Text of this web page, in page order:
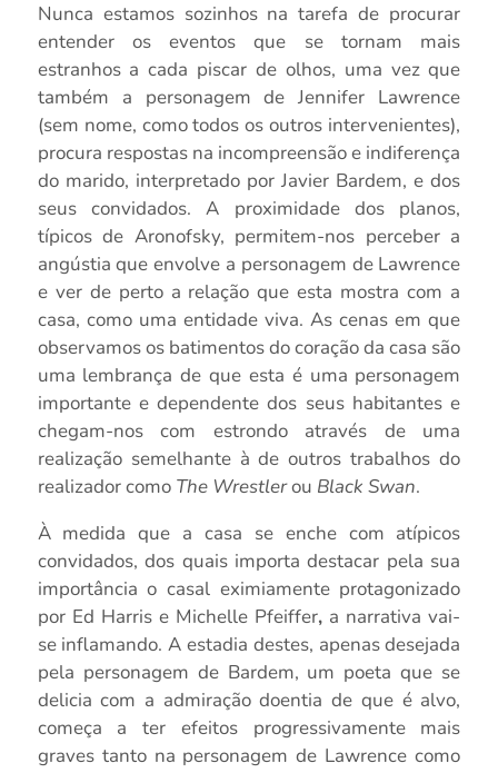
Nunca estamos sozinhos na tarefa de procurar
entender os eventos que se tornam mais
estranhos a cada piscar de olhos, uma vez que
também a personagem de Jennifer Lawrence
(sem nome, como todos os outros intervenientes),
procura respostas na incompreensão e indiferença
do marido, interpretado por Javier Bardem, e dos
seus convidados. A proximidade dos planos,
típicos de Aronofsky, permitem-nos perceber a
angústia que envolve a personagem de Lawrence
e ver de perto a relação que esta mostra com a
casa, como uma entidade viva. As cenas em que
observamos os batimentos do coração da casa são
uma lembrança de que esta é uma personagem
importante e dependente dos seus habitantes e
chegam-nos com estrondo através de uma
realização semelhante à de outros trabalhos do
realizador comoThe Wrestlerou Black Swan.
À medida que a casa se enche com atípicos
convidados, dos quais importa destacar pela sua
importância o casal eximiamente protagonizado
por Ed Harris e Michelle Pfeiffer, a narrativa vai-
se inflamando. A estadia destes, apenas desejada
pela personagem de Bardem, um poeta que se
delicia com a admiração doentia de que é alvo,
começa a ter efeitos progressivamente mais
graves tanto na personagem de Lawrence como